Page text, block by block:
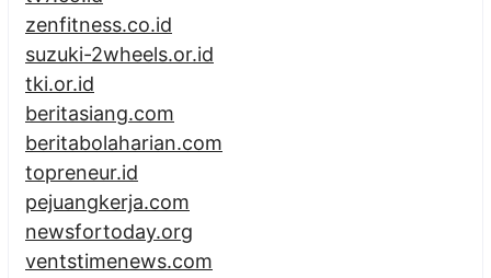
zenfitness.co.id
suzuki-2wheels.or.id
tki.or.id
beritasiang.com
beritabolaharian.com
topreneur.id
pejuangkerja.com
newsfortoday.org
ventstimenews.com